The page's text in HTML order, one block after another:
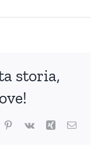
storia,
Pinterest
Vk Xing Email